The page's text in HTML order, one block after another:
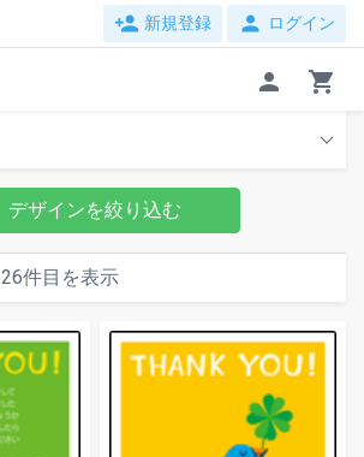
person_add 新規登録 person ログイン
person
shopping_cart
デザインを絞り込む
26件目を表示